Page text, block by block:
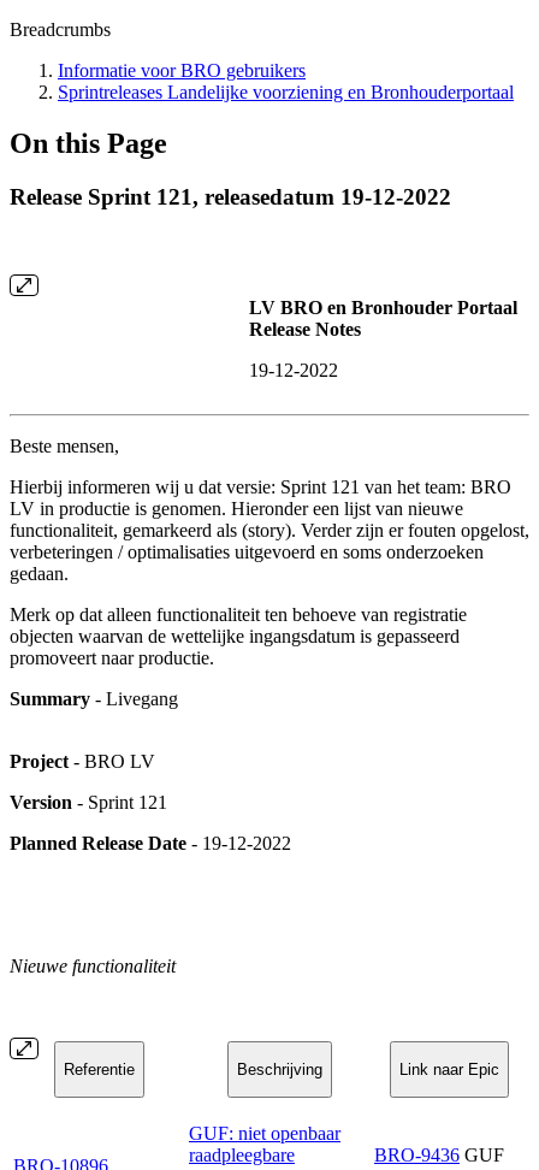
Breadcrumbs
Informatie voor BRO gebruikers
Sprintreleases Landelijke voorziening en Bronhouderportaal
On this Page
Release Sprint 121, releasedatum 19-12-2022
LV BRO en Bronhouder Portaal
Release Notes
19-12-2022
Beste mensen,
Hierbij informeren wij u dat versie: Sprint 121 van het team: BRO
LV in productie is genomen. Hieronder een lijst van nieuwe
functionaliteit, gemarkeerd als (story). Verder zijn er fouten opgelost,
verbeteringen / optimalisaties uitgevoerd en soms onderzoeken
gedaan.
Merk op dat alleen functionaliteit ten behoeve van registratie
objecten waarvan de wettelijke ingangsdatum is gepasseerd
promoveert naar productie.
Summary - Livegang
Project - BRO LV
Version - Sprint 121
Planned Release Date - 19-12-2022
Nieuwe functionaliteit
Referentie Beschrijving Link naar Epic
BRO-10896
GUF: niet openbaar
raadpleegbare
BRO-9436 GUF